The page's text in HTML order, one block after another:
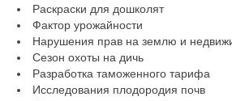
Раскраски для дошколят
Фактор урожайности
Нарушения прав на землю и
Сезон охоты на дичь
Разработка таможенного тарифа
Исследования плодородия почв